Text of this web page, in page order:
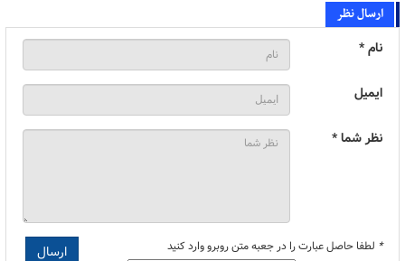
ارسال نظر
نام *
ایمیل
نظر شما *
* لطفا حاصل عبارت را در جعبه متن روبرو وارد کنید